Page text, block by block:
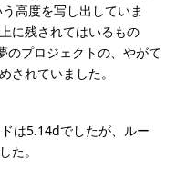
高度を写し出していま
に残されてはいるもの
のプロジェクトの、やがて
されていました。
は5.14dでしたが、ルー
た。